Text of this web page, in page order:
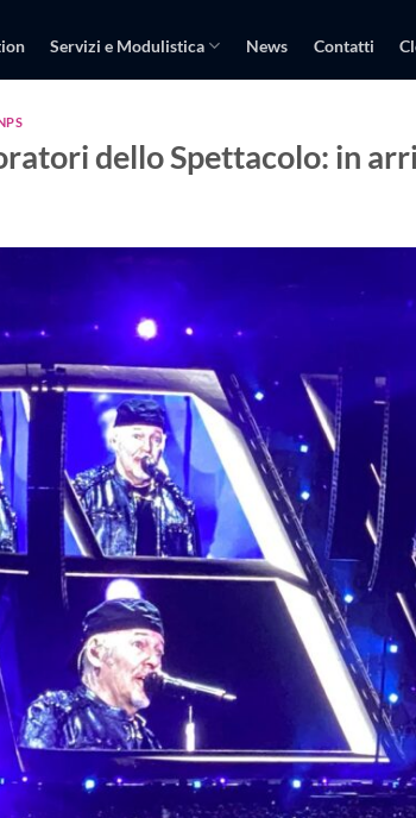
Servizi e Modulistica News Contatti
dello Spettacolo: in